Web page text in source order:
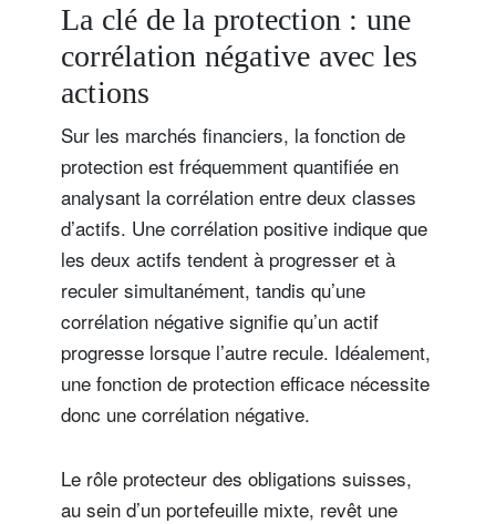
La clé de la protection : une
corrélation négative avec les
actions
Sur les marchés financiers, la fonction de
protection est fréquemment quantifiée en
analysant la corrélation entre deux classes
d’actifs. Une corrélation positive indique que
les deux actifs tendent à progresser et à
reculer simultanément, tandis qu’une
corrélation négative signifie qu’un actif
progresse lorsque l’autre recule. Idéalement,
une fonction de protection efficace nécessite
donc une corrélation négative.
Le rôle protecteur des obligations suisses,
au sein d’un portefeuille mixte, revêt une